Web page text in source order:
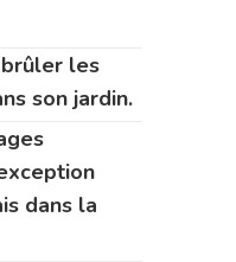
les
son jardin.
dans la